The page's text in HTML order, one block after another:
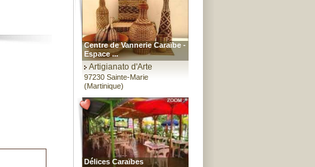
Centre de Vannerie Caraïbe -
Espace ...
Artigianato d'Arte
97230 Sainte-Marie
(Martinique)
Délices Caraïbes